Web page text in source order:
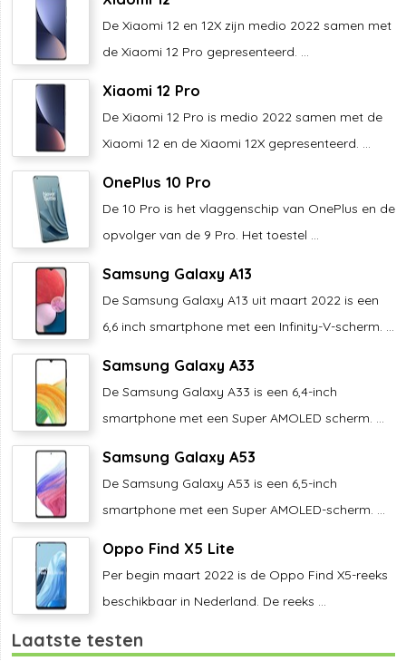
De Xiaomi 12 en 12X zijn medio 2022 samen met
de Xiaomi 12 Pro gepresenteerd. ...
Xiaomi 12 Pro
De Xiaomi 12 Pro is medio 2022 samen met de
Xiaomi 12 en de Xiaomi 12X gepresenteerd. ...
OnePlus 10 Pro
De 10 Pro is het vlaggenschip van OnePlus en de
opvolger van de 9 Pro. Het toestel ...
Samsung Galaxy A13
De Samsung Galaxy A13 uit maart 2022 is een
6,6 inch smartphone met een Infinity-V-scherm. ...
Samsung Galaxy A33
De Samsung Galaxy A33 is een 6,4-inch
smartphone met een Super AMOLED scherm. ...
Samsung Galaxy A53
De Samsung Galaxy A53 is een 6,5-inch
smartphone met een Super AMOLED-scherm. ...
Oppo Find X5 Lite
Per begin maart 2022 is de Oppo Find X5-reeks
beschikbaar in Nederland. De reeks ...
Laatste testen